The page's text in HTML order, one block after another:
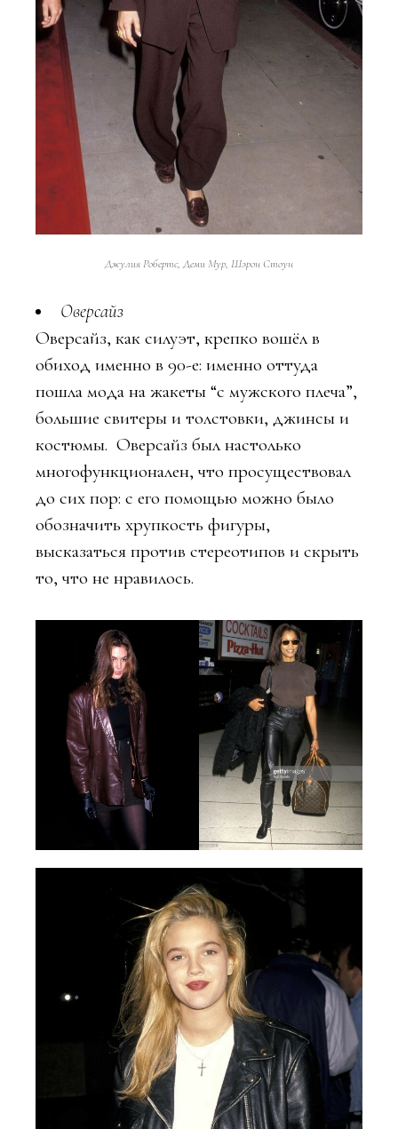
Джулия Робертс, Деми Мур, Шэрон Стоун
Оверсайз
Оверсайз, как силуэт, крепко вошёл в
обиход именно в 90-е: именно оттуда
пошла мода на жакеты “с мужского плеча”,
большие свитеры и толстовки, джинсы и
костюмы. Оверсайз был настолько
многофункционален, что просуществовал
до сих пор: с его помощью можно было
обозначить хрупкость фигуры,
высказаться против стереотипов и скрыть
то, что не нравилось.